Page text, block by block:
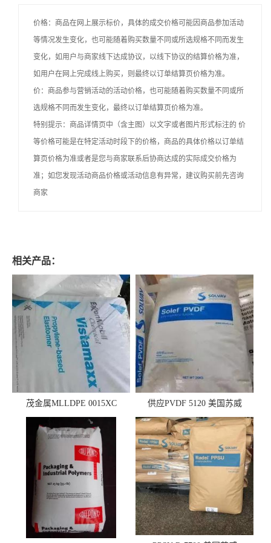
价格：商品在网上展示标价，具体的成交价格可能因商品参加活动
等情况发生变化，也可能随着购买数量不同或所选规格不同而发生
变化，如用户与商家线下达成协议，以线下协议的结算价格为准，
如用户在网上完成线上购买，则最终以订单结算页价格为准。
价：商品参与营销活动的活动价格，也可能随着购买数量不同或所
选规格不同而发生变化，最终以订单结算页价格为准。
特别提示：商品详情页中（含主图）以文字或者图片形式标注的 价
等价格可能是在特定活动时段下的价格，商品的具体价格以订单结
算页价格为准或者是您与商家联系后协商达成的实际成交价格为
准；如您发现活动商品价格或活动信息有异常，建议购买前先咨询
商家
相关产品：
茂金属MLLDPE 0015XC
0019XC 现货
供应PVDF 5120 美国苏威